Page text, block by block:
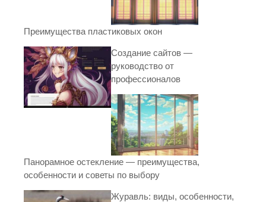
Преимущества пластиковых окон
Создание сайтов —
руководство от
профессионалов
Панорамное остекление — преимущества,
особенности и советы по выбору
Журавль: виды, особенности,